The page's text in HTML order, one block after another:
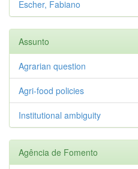
Escher, Fabiano
Assunto
Agrarian question
Agri-food policies
Institutional ambiguity
Agência de Fomento